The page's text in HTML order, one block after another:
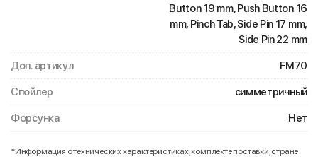
Button 19 mm, Push Button 16
mm, Pinch Tab, Side Pin 17 mm,
Side Pin 22 mm
Доп. артикул FM70
Спойлер симметричный
Форсунка Нет
*Информация о технических характеристиках, комплекте поставки, стране